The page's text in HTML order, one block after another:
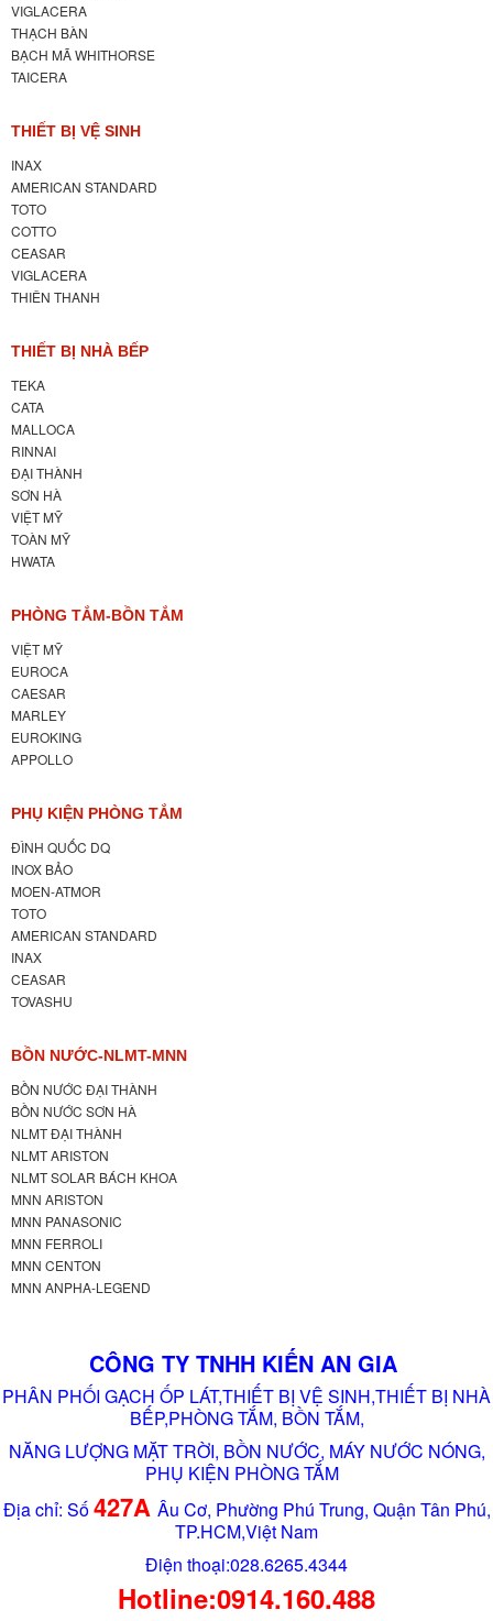
VIGLACERA
THẠCH BÀN
BẠCH MÃ WHITHORSE
TAICERA
THIẾT BỊ VỆ SINH
INAX
AMERICAN STANDARD
TOTO
COTTO
CEASAR
VIGLACERA
THIÊN THANH
THIẾT BỊ NHÀ BẾP
TEKA
CATA
MALLOCA
RINNAI
ĐẠI THÀNH
SƠN HÀ
VIỆT MỸ
TOÀN MỸ
HWATA
PHÒNG TẮM-BỒN TẮM
VIỆT MỸ
EUROCA
CAESAR
MARLEY
EUROKING
APPOLLO
PHỤ KIỆN PHÒNG TẮM
ĐÌNH QUỐC DQ
INOX BẢO
MOEN-ATMOR
TOTO
AMERICAN STANDARD
INAX
CEASAR
TOVASHU
BỒN NƯỚC-NLMT-MNN
BỒN NƯỚC ĐẠI THÀNH
BỒN NƯỚC SƠN HÀ
NLMT ĐẠI THÀNH
NLMT ARISTON
NLMT SOLAR BÁCH KHOA
MNN ARISTON
MNN PANASONIC
MNN FERROLI
MNN CENTON
MNN ANPHA-LEGEND
CÔNG TY TNHH KIẾN AN GIA
PHÂN PHỐI GẠCH ỐP LÁT,THIẾT BỊ VỆ SINH,THIẾT BỊ NHÀ
BẾP,PHÒNG TẮM, BỒN TẮM,
NĂNG LƯỢNG MẶT TRỜI, BỒN NƯỚC, MÁY NƯỚC NÓNG,
PHỤ KIỆN PHÒNG TẮM
Địa chỉ: Số427A Âu Cơ, Phường Phú Trung, Quận Tân Phú,
TP.HCM,Việt Nam
Điện thoại:028.6265.4344
Hotline:0914.160.488